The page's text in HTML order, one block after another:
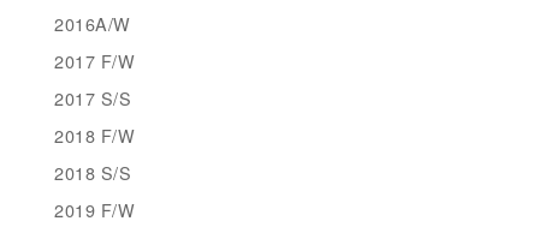
2016A/W
2017 F/W
2017 S/S
2018 F/W
2018 S/S
2019 F/W